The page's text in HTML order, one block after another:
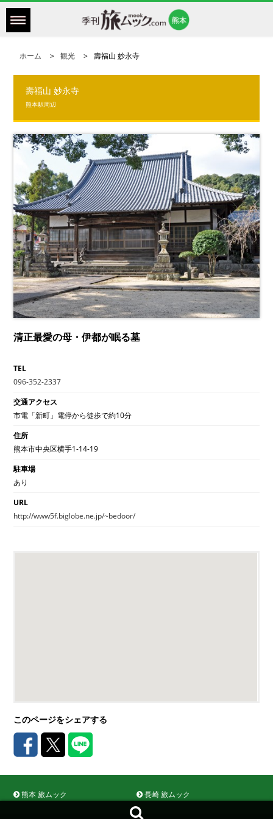
ホーム 観光 壽福山 妙永寺
壽福山 妙永寺
熊本駅周辺
清正最愛の母・伊都が眠る墓
TEL
096-352-2337
交通アクセス
市電「新町」電停から徒歩で約10分
住所
熊本市中央区横手1-14-19
駐車場
あり
URL
http://www5f.biglobe.ne.jp/~bedoor/
このページをシェアする
熊本 旅ムック 長崎 旅ムック